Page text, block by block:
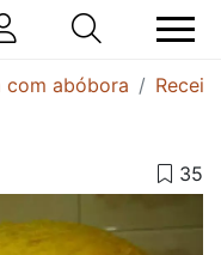
com abóbora